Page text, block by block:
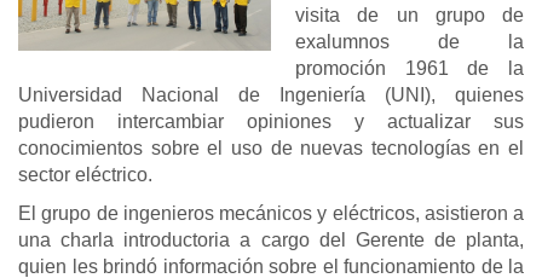
visita de un grupo de
exalumnos de la
promoción 1961 de la
Universidad Nacional de Ingeniería (UNI), quienes
pudieron intercambiar opiniones y actualizar sus
conocimientos sobre el uso de nuevas tecnologías en el
sector eléctrico.
El grupo de ingenieros mecánicos y eléctricos, asistieron a
una charla introductoria a cargo del Gerente de planta,
quien les brindó información sobre el funcionamiento de la